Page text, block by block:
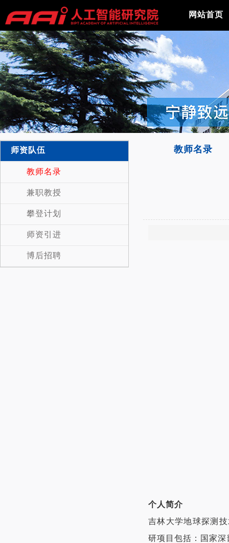
网站首页
师资队伍
教师名录
兼职教授
攀登计划
师资引进
博后招聘
教师名录
个人简介
吉林大学地球探测
研项目包括：国家